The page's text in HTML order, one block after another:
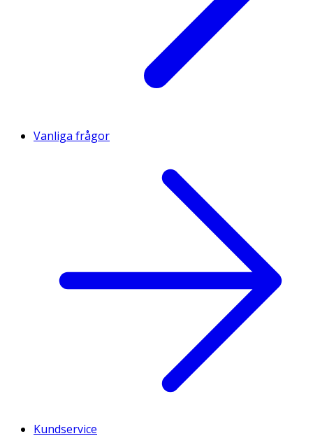
Vanliga frågor
Kundservice